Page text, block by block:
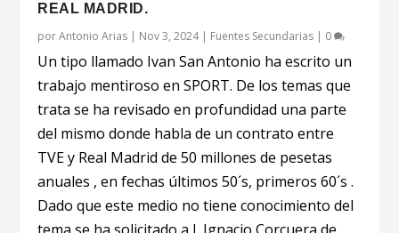
REAL MADRID.
porAntonio Arias | Nov 3, 2024| Fuentes Secundarias | 0
Un tipo llamado Ivan San Antonio ha escrito un
trabajo mentiroso en SPORT. De los temas que
trata se ha revisado en profundidad una parte
del mismo donde habla de un contrato entre
TVE y Real Madrid de 50 millones de pesetas
anuales , en fechas últimos 50´s, primeros 60´s .
Dado que este medio no tiene conocimiento del